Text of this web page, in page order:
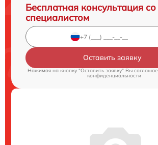
Бесплатная консультация со
специалистом
Оставить заявку
Нажимая на кнопку "Оставить заявку" Вы
конфиденциальности